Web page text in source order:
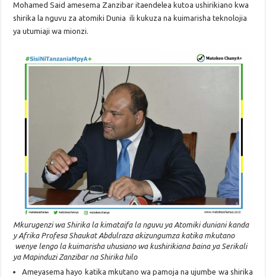
Mohamed Said amesema Zanzibar itaendelea kutoa ushirikiano kwa
shirika la nguvu za atomiki Dunia ili kukuza na kuimarisha teknolojia
ya utumiaji wa mionzi.
Mkurugenzi wa Shirika la kimataifa la nguvu ya Atomiki duniani kanda
y Afrika Profesa Shaukat Abdulraza akizungumza katika mkutano
wenye lengo la kuimarisha uhusiano wa kushirikiana baina ya Serikali
ya Mapinduzi Zanzibar na Shirika hilo
Ameyasema hayo katika mkutano wa pamoja na ujumbe wa shirika